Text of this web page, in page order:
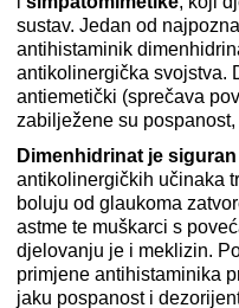
sustav. Jedan od
antihistaminik
antikolinergička svojstva.
antiemetički (sprečava
zabilježene su
Dimenhidrinat je
antikolinergičkih učinaka
boluju od glaukoma
astme te muškarci s
djelovanju je i meklizin.
primjene antihistaminika
jaku pospanost i